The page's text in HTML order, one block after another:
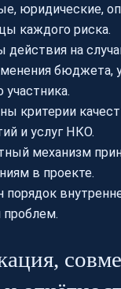
юридические,
каждого риска.
действия на
бюджета,
участника.
критерии
и услуг НКО.
механизм
в проекте.
порядок
проблем.